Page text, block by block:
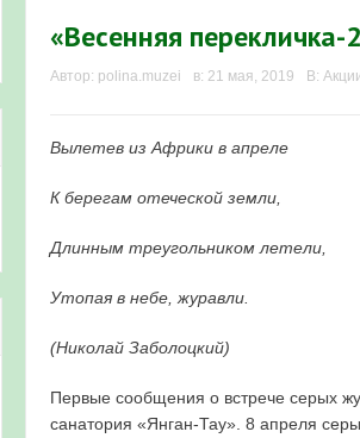
«Весенняя
Автор: polina.muzei в: 21 мая, 2019 В:
Вылетев из Африки в апреле
К берегам отеческой земли,
Длинным треугольником летели,
Утопая в небе, журавли.
(Николай Заболоцкий)
Первые сообщения о встрече серых
санатория «Янган-Тау». 8 апреля